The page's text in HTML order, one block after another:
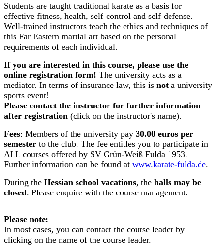
Students are taught traditional karate as a basis for
effective fitness, health, self-control and self-defense.
Well-trained instructors teach the ethics and techniques of
this Far Eastern martial art based on the personal
requirements of each individual.
If you are interested in this course, please use the
online registration form! The university acts as a
mediator. In terms of insurance law, this is not a university
sports event!
Please contact the instructor for further information
after registration (click on the instructor's name).
Fees: Members of the university pay 30.00 euros per
semester to the club. The fee entitles you to participate in
ALL courses offered by SV Grün-Weiß Fulda 1953.
Further information can be found at www.karate-fulda.de.
During the Hessian school vacations, the halls may be
closed. Please enquire with the course management.
Please note:
In most cases, you can contact the course leader by
clicking on the name of the course leader.